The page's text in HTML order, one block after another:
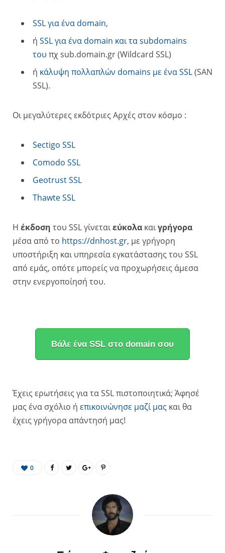
SSL για ένα domain,
ή SSL για ένα domain και τα subdomains
του πχ sub.domain.gr (Wildcard SSL)
ή κάλυψη πολλαπλών domains με ένα SSL(SAN
SSL).
Οι μεγαλύτερες εκδότριες Αρχές στον κόσμο :
Sectigo SSL
Comodo SSL
Geotrust SSL
Thawte SSL
H έκδοση του SSL γίνεταιεύκολα καιγρήγορα
μέσα από το https://dnhost.gr, με γρήγορη
υποστήριξη και υπηρεσία εγκατάστασης του SSL
από εμάς, οπότε μπορείς να προχωρήσεις άμεσα
στην ενεργοποίησή του.
Βάλε ένα SSL στο domain σου
Έχεις ερωτήσεις για τα SSL πιστοποιητικά; Άφησέ
μας ένα σχόλιο ή επικοινώνησε μαζί μας και θα
έχεις γρήγορα απάντησή μας!
0